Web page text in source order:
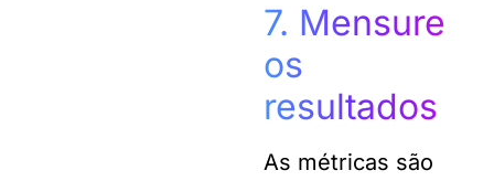
7. Mensure
os
resultados
As métricas são